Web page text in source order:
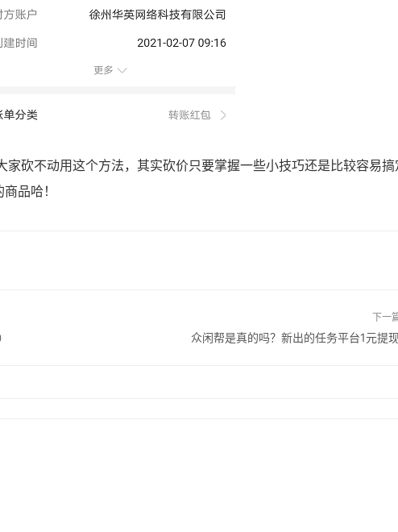
砍不动用这个方法，其实砍价只要掌握一些小技巧还是比较容易搞
品哈！
下一
众闲帮是真的吗？新出的任务平台1元提